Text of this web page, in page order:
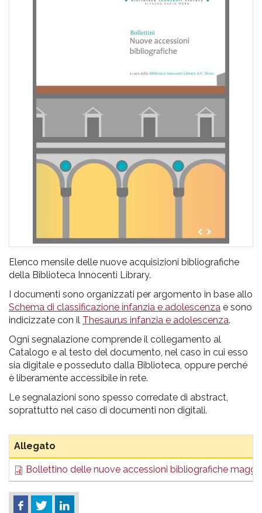
l'adolescenza
Elenco mensile delle nuove acquisizioni bibliografiche
della Biblioteca Innocenti Library.
I documenti sono organizzati per argomento in base allo
Schema di classificazione infanzia e adolescenza e sono
indicizzate con il Thesaurus infanzia e adolescenza.
Ogni segnalazione comprende il collegamento al
Catalogo e al testo del documento, nel caso in cui esso
sia digitale e posseduto dalla Biblioteca, oppure perché
è liberamente accessibile in rete.
Le segnalazioni sono spesso corredate di abstract,
soprattutto nel caso di documenti non digitali.
Allegato
Bollettino delle nuove accessioni bibliografiche